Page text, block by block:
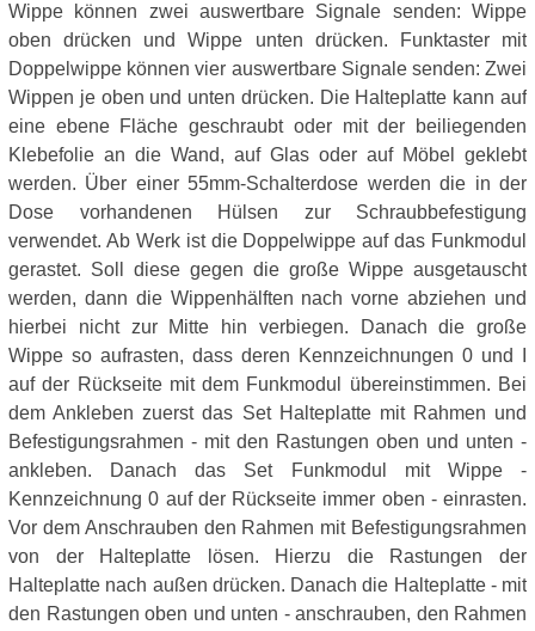
Wippe können zwei auswertbare Signale senden: Wippe
oben drücken und Wippe unten drücken. Funktaster mit
Doppelwippe können vier auswertbare Signale senden: Zwei
Wippen je oben und unten drücken. Die Halteplatte kann auf
eine ebene Fläche geschraubt oder mit der beiliegenden
Klebefolie an die Wand, auf Glas oder auf Möbel geklebt
werden. Über einer 55mm-Schalterdose werden die in der
Dose vorhandenen Hülsen zur Schraubbefestigung
verwendet. Ab Werk ist die Doppelwippe auf das Funkmodul
gerastet. Soll diese gegen die große Wippe ausgetauscht
werden, dann die Wippenhälften nach vorne abziehen und
hierbei nicht zur Mitte hin verbiegen. Danach die große
Wippe so aufrasten, dass deren Kennzeichnungen 0 und I
auf der Rückseite mit dem Funkmodul übereinstimmen. Bei
dem Ankleben zuerst das Set Halteplatte mit Rahmen und
Befestigungsrahmen - mit den Rastungen oben und unten -
ankleben. Danach das Set Funkmodul mit Wippe -
Kennzeichnung 0 auf der Rückseite immer oben - einrasten.
Vor dem Anschrauben den Rahmen mit Befestigungsrahmen
von der Halteplatte lösen. Hierzu die Rastungen der
Halteplatte nach außen drücken. Danach die Halteplatte - mit
den Rastungen oben und unten - anschrauben, den Rahmen